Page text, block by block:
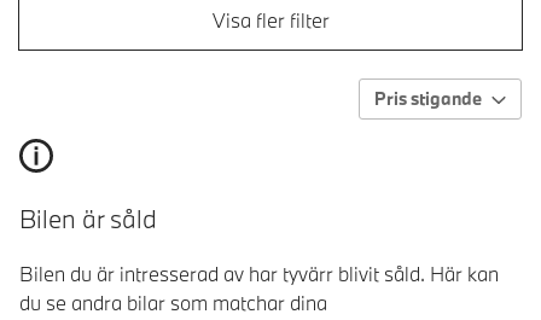
Visa fler filter
Pris stigande
Bilen är såld
Bilen du är intresserad av har tyvärr blivit såld. Här kan
du se andra bilar som matchar dina